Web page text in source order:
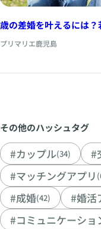
歳の差婚を叶えるには
プリマリエ鹿児島
その他のハッシュタグ
#カップル(34) #
#マッチングアプリ
#成婚(42) #婚活
#コミュニケーショ